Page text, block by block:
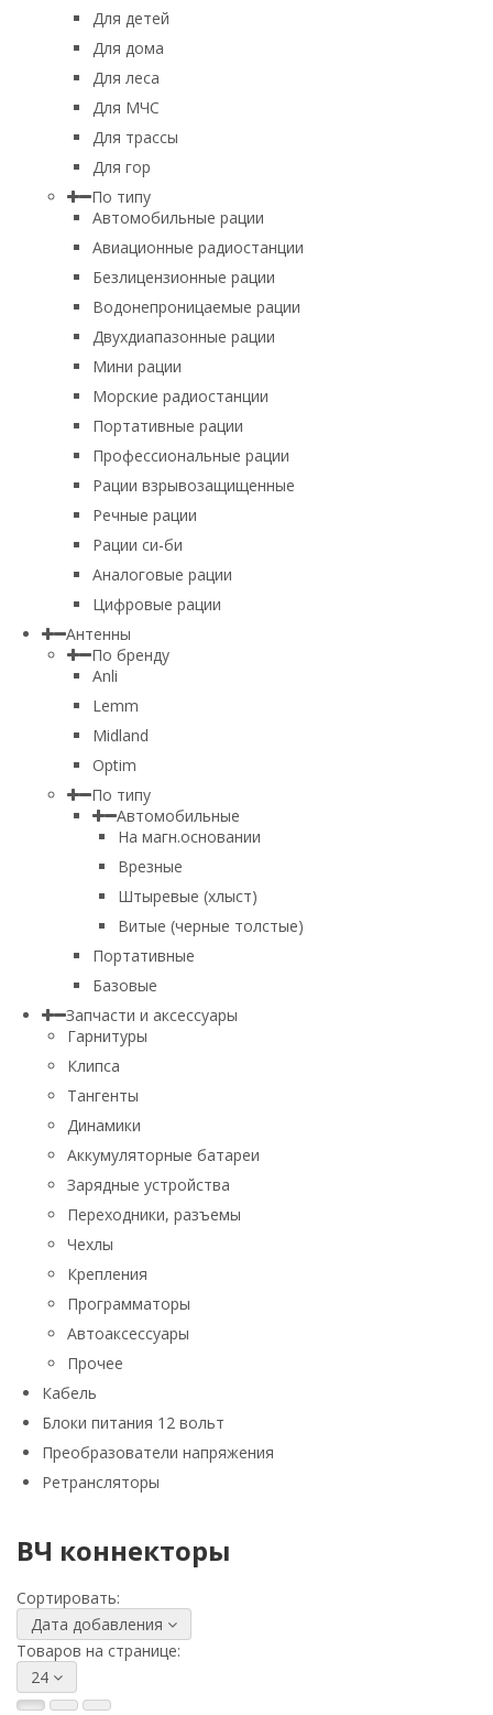
Для детей
Для дома
Для леса
Для МЧС
Для трассы
Для гор
По типу
Автомобильные рации
Авиационные радиостанции
Безлицензионные рации
Водонепроницаемые рации
Двухдиапазонные рации
Мини рации
Морские радиостанции
Портативные рации
Профессиональные рации
Рации взрывозащищенные
Речные рации
Рации си-би
Аналоговые рации
Цифровые рации
Антенны
По бренду
Anli
Lemm
Midland
Optim
По типу
Автомобильные
На магн.основании
Врезные
Штыревые (хлыст)
Витые (черные толстые)
Портативные
Базовые
Запчасти и аксессуары
Гарнитуры
Клипса
Тангенты
Динамики
Аккумуляторные батареи
Зарядные устройства
Переходники, разъемы
Чехлы
Крепления
Программаторы
Автоаксессуары
Прочее
Кабель
Блоки питания 12 вольт
Преобразователи напряжения
Ретрансляторы
ВЧ коннекторы
Сортировать:
Дата добавления
Товаров на странице:
24